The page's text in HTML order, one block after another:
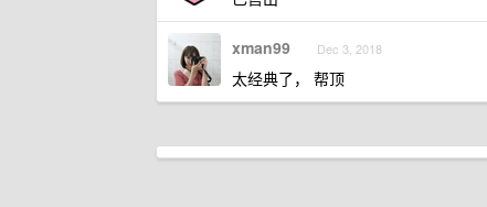
xman99 Dec 3, 2018
太经典了， 帮顶